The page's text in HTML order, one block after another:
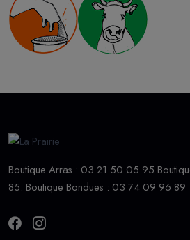
Boutique Arras : 03 21 50 05 95
85. Boutique Bondues : 03 74 09 96 89